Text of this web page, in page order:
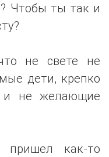
Чтобы ты так и
не свете не
дети, крепко
и не желающие
как-то